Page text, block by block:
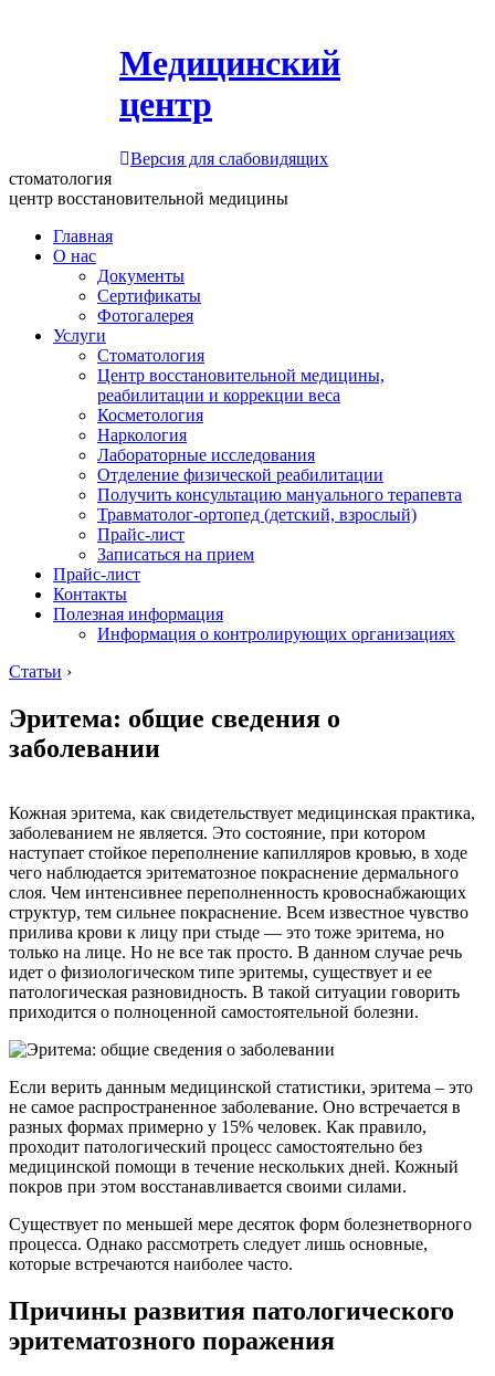
Медицинский
центр
Версия для слабовидящих
стоматология
центр восстановительной медицины
Главная
О нас
Документы
Сертификаты
Фотогалерея
Услуги
Стоматология
Центр восстановительной медицины,
реабилитации и коррекции веса
Косметология
Наркология
Лабораторные исследования
Отделение физической реабилитации
Получить консультацию мануального терапевта
Травматолог-ортопед (детский, взрослый)
Прайс-лист
Записаться на прием
Прайс-лист
Контакты
Полезная информация
Информация о контролирующих организациях
Статьи ›
Эритема: общие сведения о
заболевании
Кожная эритема, как свидетельствует медицинская практика,
заболеванием не является. Это состояние, при котором
наступает стойкое переполнение капилляров кровью, в ходе
чего наблюдается эритематозное покраснение дермального
слоя. Чем интенсивнее переполненность кровоснабжающих
структур, тем сильнее покраснение. Всем известное чувство
прилива крови к лицу при стыде — это тоже эритема, но
только на лице. Но не все так просто. В данном случае речь
идет о физиологическом типе эритемы, существует и ее
патологическая разновидность. В такой ситуации говорить
приходится о полноценной самостоятельной болезни.
Если верить данным медицинской статистики, эритема – это
не самое распространенное заболевание. Оно встречается в
разных формах примерно у 15% человек. Как правило,
проходит патологический процесс самостоятельно без
медицинской помощи в течение нескольких дней. Кожный
покров при этом восстанавливается своими силами.
Существует по меньшей мере десяток форм болезнетворного
процесса. Однако рассмотреть следует лишь основные,
которые встречаются наиболее часто.
Причины развития патологического
эритематозного поражения